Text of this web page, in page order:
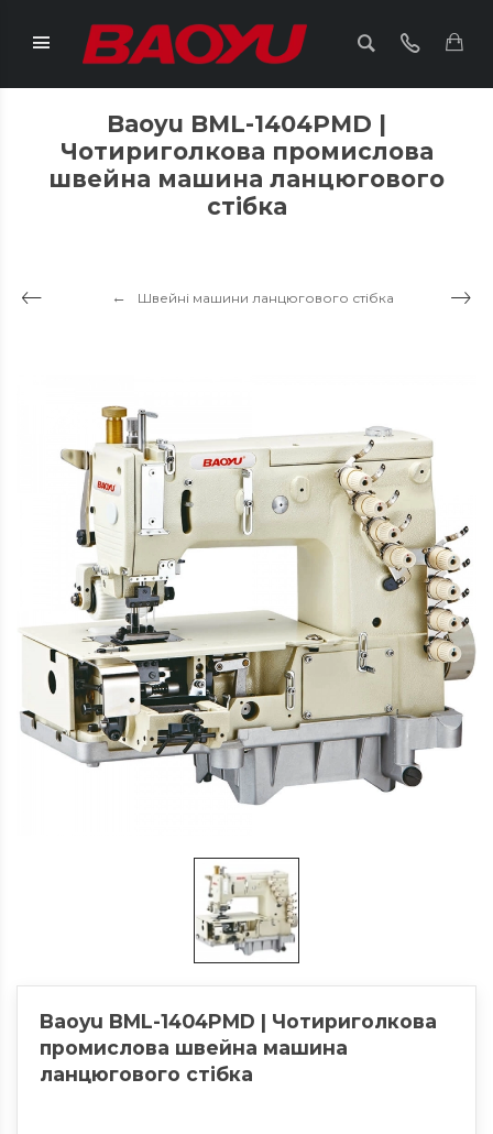
Baoyu BML-1404PMD |
Чотириголкова промислова
швейна машина ланцюгового
стібка
Швейні машини ланцюгового стібка
Baoyu BML-1404PMD | Чотириголкова
промислова швейна машина
ланцюгового стібка